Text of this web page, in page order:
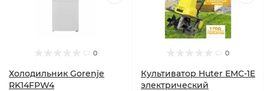
0
Холодильник Gorenje
RK14FPW4
0
Культиватор Huter ЕМС-1E
электрический